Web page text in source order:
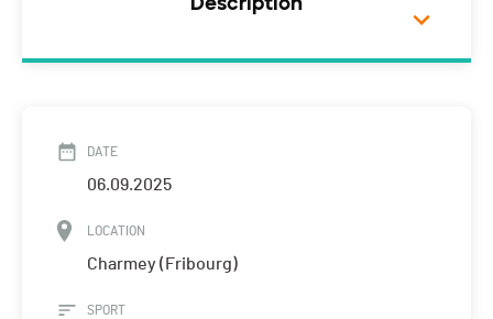
DATE
06.09.2025
LOCATION
Charmey (Fribourg)
SPORT